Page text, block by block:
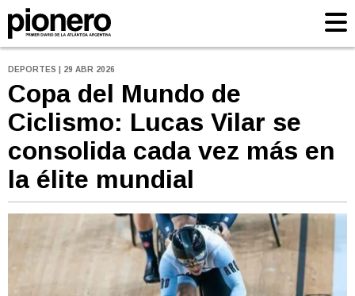
DEPORTES | 29 ABR 2026
Copa del Mundo de
Ciclismo: Lucas Vilar se
consolida cada vez más en
la élite mundial